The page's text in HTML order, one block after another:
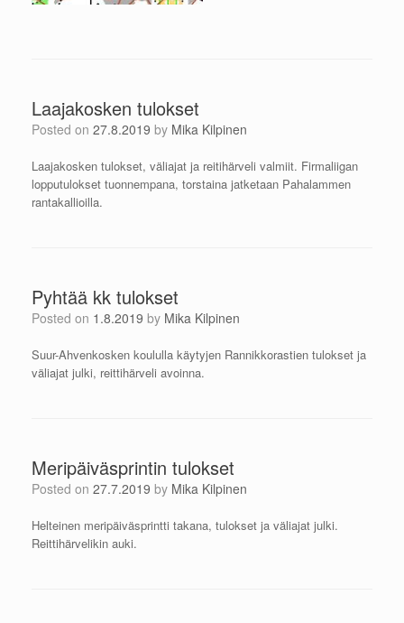
Laajakosken tulokset
Posted on 27.8.2019 by Mika Kilpinen
Laajakosken tulokset, väliajat ja reitihärveli valmiit. Firmaliigan
lopputulokset tuonnempana, torstaina jatketaan Pahalammen
rantakallioilla.
Pyhtää kk tulokset
Posted on 1.8.2019 by Mika Kilpinen
Suur-Ahvenkosken koululla käytyjen Rannikkorastien tulokset ja
väliajat julki, reittihärveli avoinna.
Meripäiväsprintin tulokset
Posted on 27.7.2019 by Mika Kilpinen
Helteinen meripäiväsprintti takana, tulokset ja väliajat julki.
Reittihärvelikin auki.